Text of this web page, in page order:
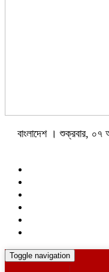
বাংলাদেশ । শুক্রবার,
Toggle navigation